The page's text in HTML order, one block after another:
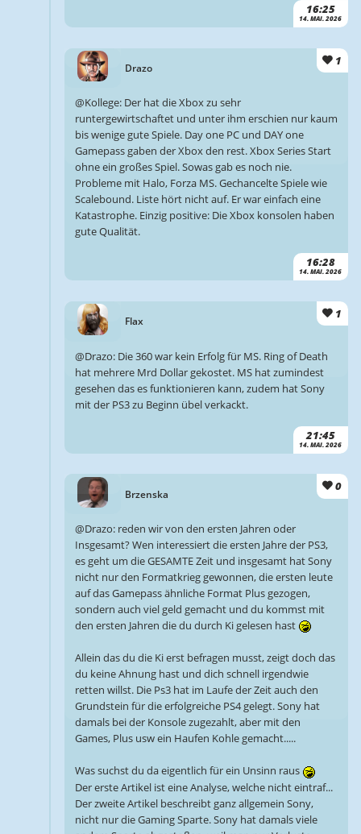
16:25
14. MAI. 2026
Drazo
1
16:28
14. MAI. 2026
@Kollege: Der hat die Xbox zu sehr
runtergewirtschaftet und unter ihm erschien nur kaum
bis wenige gute Spiele. Day one PC und DAY one
Gamepass gaben der Xbox den rest. Xbox Series Start
ohne ein großes Spiel. Sowas gab es noch nie.
Probleme mit Halo, Forza MS. Gechancelte Spiele wie
Scalebound. Liste hört nicht auf. Er war einfach eine
Katastrophe. Einzig positive: Die Xbox konsolen haben
gute Qualität.
Flax
1
21:45
14. MAI. 2026
@Drazo: Die 360 war kein Erfolg für MS. Ring of Death
hat mehrere Mrd Dollar gekostet. MS hat zumindest
gesehen das es funktionieren kann, zudem hat Sony
mit der PS3 zu Beginn übel verkackt.
Brzenska
0
@Drazo: reden wir von den ersten Jahren oder
Insgesamt? Wen interessiert die ersten Jahre der PS3,
es geht um die GESAMTE Zeit und insgesamt hat Sony
nicht nur den Formatkrieg gewonnen, die ersten leute
auf das Gamepass ähnliche Format Plus gezogen,
sondern auch viel geld gemacht und du kommst mit
den ersten Jahren die du durch Ki gelesen hast
Allein das du die Ki erst befragen musst, zeigt doch das
du keine Ahnung hast und dich schnell irgendwie
retten willst. Die Ps3 hat im Laufe der Zeit auch den
Grundstein für die erfolgreiche PS4 gelegt. Sony hat
damals bei der Konsole zugezahlt, aber mit den
Games, Plus usw ein Haufen Kohle gemacht.....
Was suchst du da eigentlich für ein Unsinn raus
Der erste Artikel ist eine Analyse, welche nicht eintraf...
Der zweite Artikel beschreibt ganz allgemein Sony,
nicht nur die Gaming Sparte. Sony hat damals viele